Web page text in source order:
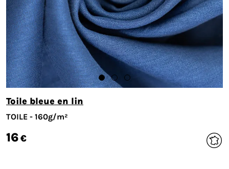
Toile bleue en lin
TOILE - 160g/m²
16€